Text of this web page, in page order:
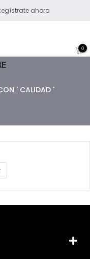
ahora
0
' CALIDAD '